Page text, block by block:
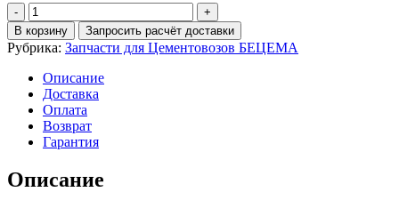
Количество
Наконечник
замка
быстросъёмного
ДУ-75
В корзину Запросить расчёт доставки
Рубрика: Запчасти для Цементовозов БЕЦЕМА
Описание
Доставка
Оплата
Возврат
Гарантия
Описание